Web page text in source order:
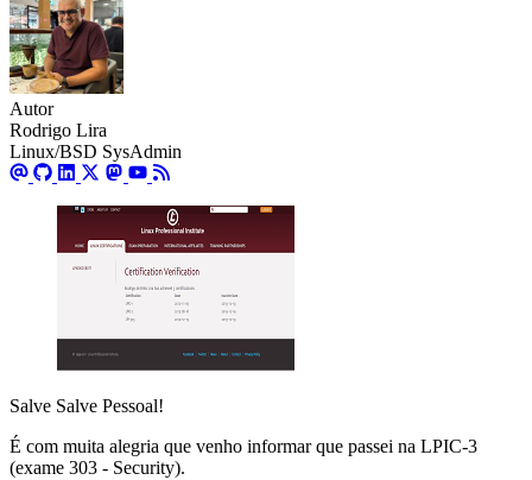
Autor
Rodrigo Lira
Linux/BSD SysAdmin
Salve Salve Pessoal!
É com muita alegria que venho informar que passei na LPIC-3
(exame 303 - Security).